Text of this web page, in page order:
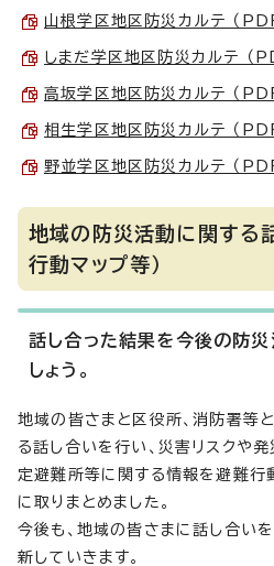
山根学区地区防災カルテ （
しまだ学区地区防災カルテ （
高坂学区地区防災カルテ （
相生学区地区防災カルテ （
野並学区地区防災カルテ （
地域の防災活動に関する
行動マップ等）
話し合った結果を今後の防
しょう。
地域の皆さまと区役所、消防署等
る話し合いを行い、災害リスクや
定避難所等に関する情報を避難行
に取りまとめました。
今後も、地域の皆さまに話し合い
新していきます。